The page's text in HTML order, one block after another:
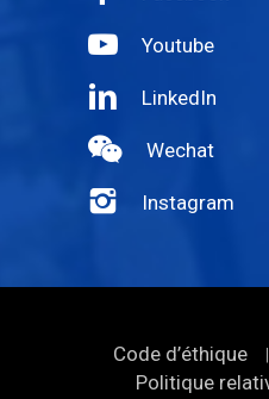
LinkedIn
Wechat
Instagram
Code d’éthique |
Copyright © 2018-